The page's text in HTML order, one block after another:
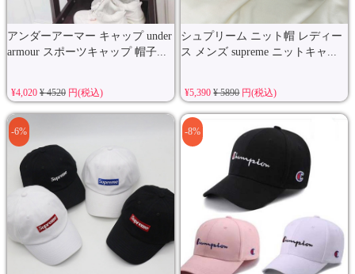
アンダーアーマー キャップ under
armour スポーツキャップ 帽子...
¥4,020 ¥ 4520円(税込)
シュプリーム ニット帽 レディー
ス メンズ supreme ニットキャ...
¥5,390¥ 5890円(税込)
-6% -8%